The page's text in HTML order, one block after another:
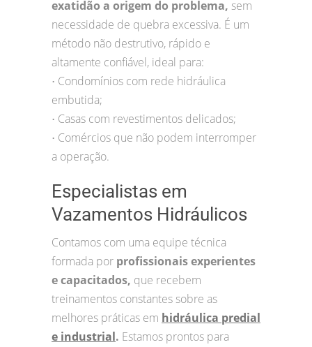
exatidão a origem do problema, sem
necessidade de quebra excessiva. É um
método não destrutivo, rápido e
altamente confiável, ideal para:
• Condomínios com rede hidráulica
embutida;
• Casas com revestimentos delicados;
• Comércios que não podem interromper
a operação.
Especialistas em
Vazamentos Hidráulicos
Contamos com uma equipe técnica
formada por profissionais experientes
e capacitados, que recebem
treinamentos constantes sobre as
melhores práticas em hidráulica predial
e industrial. Estamos prontos para